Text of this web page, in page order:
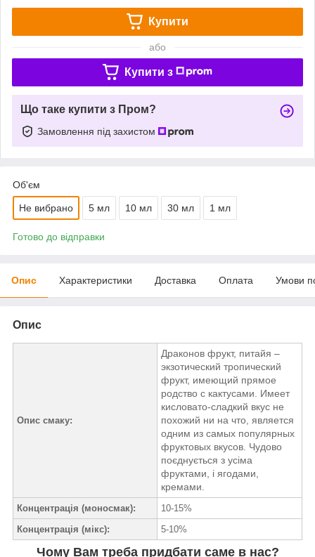
Купити
або
Купити з
Що таке купити з Пром?
Замовлення під захистом
Об'єм
Не вибрано 5 мл 10 мл 30 мл 1 мл
Готово до відправки
Опис Характеристики Доставка Оплата Умови
Опис
Опис смаку:
Драконов фрукт, питайя –
экзотический тропический
фрукт, имеющий прямое
родство с кактусами. Имеет
кисловато-сладкий вкус не
похожий ни на что, является
одним из самых популярных
фруктовых вкусов. Чудово
поєднується з усіма
фруктами, і ягодами,
кремами.
Концентрація (моносмак):
10-15%
Концентрація (мікс):
5-10%
Чому Вам треба придбати саме в нас?